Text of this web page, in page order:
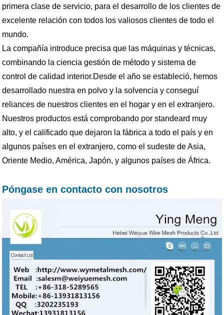
primera clase de servicio, para el desarrollo de los clientes de
excelente relación con todos los valiosos clientes de todo el
mundo.
La compañía introduce precisa que las máquinas y técnicas,
combinando la ciencia gestión de método y sistema de
control de calidad interior.Desde el año se estableció, hemos
desarrollado nuestra en polvo y la solvencia y conseguí
reliances de nuestros clientes en el hogar y en el extranjero.
Nuestros productos está comprobando por standeard muy
alto, y el calificado que dejaron la fábrica a todo el país y en
algunos países en el extranjero, como el sudeste de Asia,
Oriente Medio, América, Japón, y algunos países de África.
Póngase en contacto con nosotros